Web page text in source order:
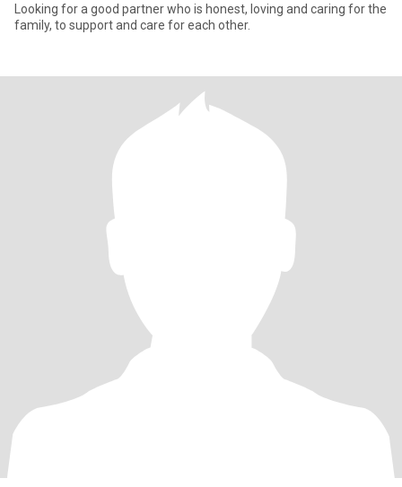
Looking for a good partner who is honest, loving and caring for the
family, to support and care for each other.